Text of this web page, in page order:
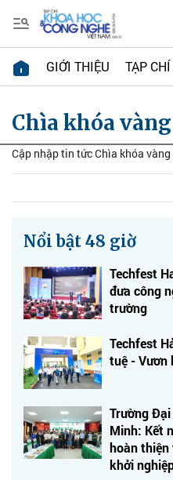
GIỚI THIỆU TẠP
Chìa khóa vàng
Cập nhập tin tức Chìa khóa vàng
Nổi bật 48 giờ
Techfest
đưa công
trường
Techfest
tuệ - Vươn
Trường Đại
Minh: Kết
hoàn
khởi